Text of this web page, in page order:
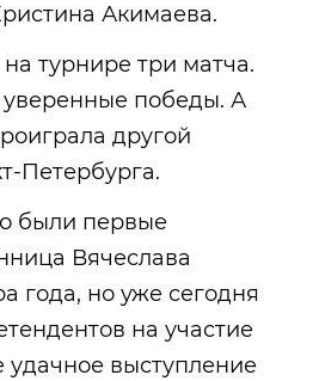
Акимаева.
турнире три матча.
уверенные победы. А
другой
Петербурга.
были первые
Вячеслава
года, но уже сегодня
на участие
удачное выступление